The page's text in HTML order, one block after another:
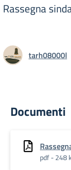
Rassegna
tarh08000l
Documenti
pdf - 248